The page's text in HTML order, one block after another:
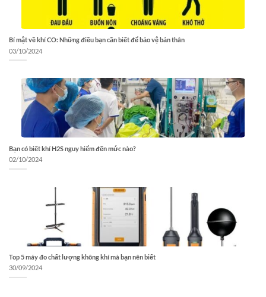
Bí mật về khí CO: Những điều bạn cần biết để bảo vệ bản thân
03/10/2024
Bạn có biết khí H2S nguy hiểm đến mức nào?
02/10/2024
Top 5 máy đo chất lượng không khí mà bạn nên biết
30/09/2024